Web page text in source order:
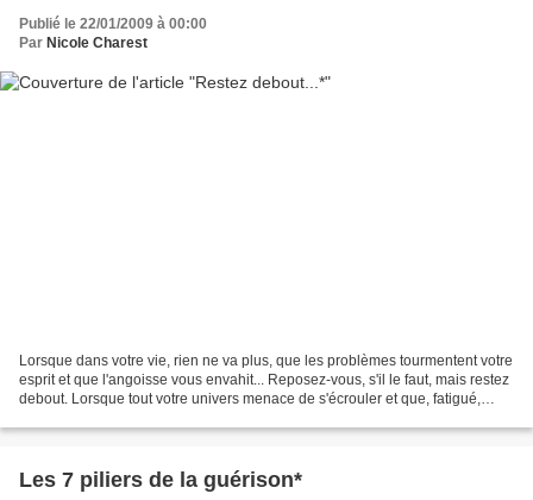
Publié le 22/01/2009 à 00:00
Par Nicole Charest
Lorsque dans votre vie, rien ne va plus, que les problèmes tourmentent votre
esprit et que l'angoisse vous envahit... Reposez-vous, s'il le faut, mais restez
debout. Lorsque tout votre univers menace de s'écrouler et que, fatigué,
Les 7 piliers de la guérison*